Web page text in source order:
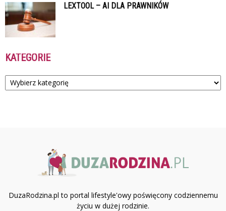
LEXTOOL – AI DLA PRAWNIKÓW
KATEGORIE
Kategorie
DuzaRodzina.pl to portal lifestyle'owy poświęcony codziennemu
życiu w dużej rodzinie.